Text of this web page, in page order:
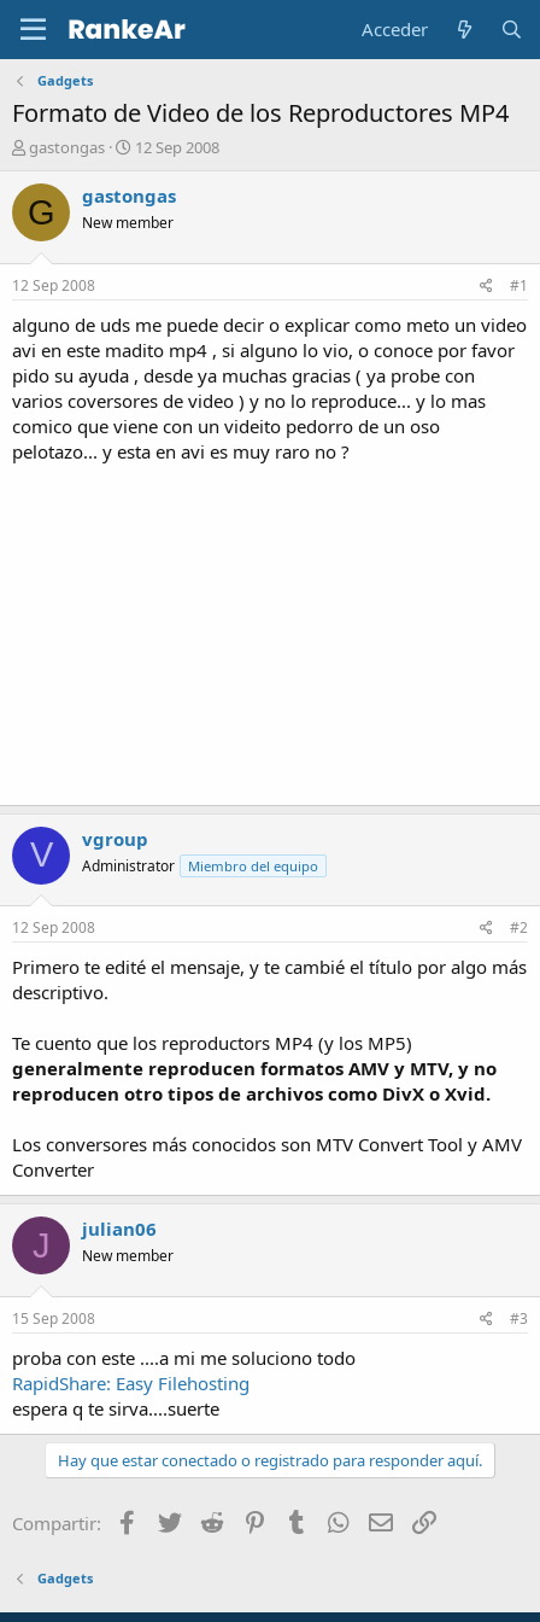
Acceder
Gadgets
Formato de Video de los Reproductores MP4
A
t
o
r
gastongas
F
c
a
n
c
i
o
12 Sep 2008
G gastongas
New member
12 Sep 2008 #1
alguno de uds me puede decir o explicar como meto un video
avi en este madito mp4 , si alguno lo vio, o conoce por favor
pido su ayuda , desde ya muchas gracias ( ya probe con
varios coversores de video ) y no lo reproduce... y lo mas
comico que viene con un videito pedorro de un oso
pelotazo... y esta en avi es muy raro no ?
V vgroup
Administrator Miembro del equipo
12 Sep 2008 #2
Primero te edité el mensaje, y te cambié el título por algo más
descriptivo.
Te cuento que los reproductors MP4 (y los MP5)
generalmente reproducen formatos AMV y MTV, y no
reproducen otro tipos de archivos como DivX o Xvid.
Los conversores más conocidos son MTV Convert Tool y AMV
Converter
J julian06
New member
15 Sep 2008 #3
proba con este ....a mi me soluciono todo
RapidShare: Easy Filehosting
espera q te sirva....suerte
Hay que estar conectado o registrado para responder aquí.
Compartir: Facebook
Twitter Reddit PinterestTumblrWhatsApp
Email
Gadgets